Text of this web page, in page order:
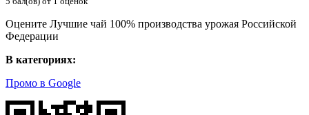
Оцените Лучшие чай 100% производства урожая Российской
Федерации
В категориях:
Промо в Google